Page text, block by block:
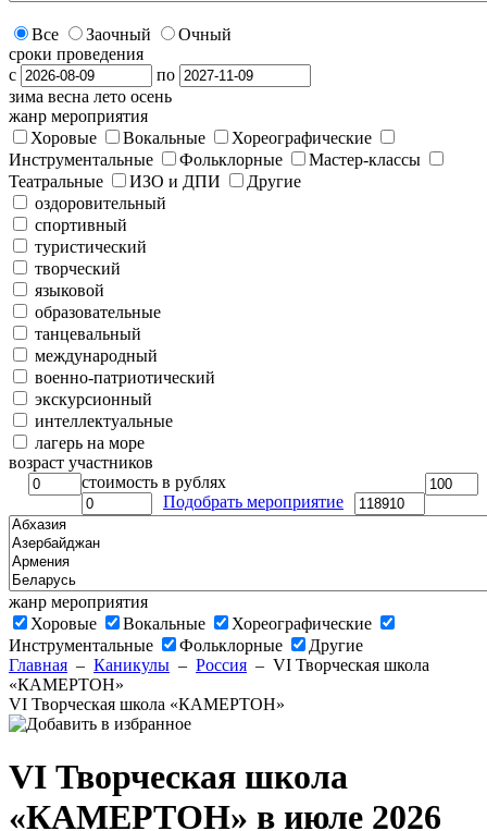
Все Заочный
Очный
сроки проведения
с
по
зима весна лето осень
жанр мероприятия
Хоровые
Вокальные
Хореографические
Инструментальные
Фольклорные
Мастер-классы
Театральные
ИЗО и ДПИ
Другие
оздоровительный
спортивный
туристический
творческий
языковой
образовательные
танцевальный
международный
военно-патриотический
экскурсионный
интеллектуальные
лагерь на море
возраст участников
стоимость в рублях
Подобрать мероприятие
жанр мероприятия
Хоровые
Вокальные
Хореографические
Инструментальные
Фольклорные
Другие
Главная – Каникулы – Россия – VI Творческая школа
«КАМЕРТОН»
VI Творческая школа «КАМЕРТОН»
VI Творческая школа
«КАМЕРТОН» в июле 2026